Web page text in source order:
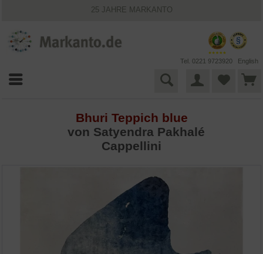
25 JAHRE MARKANTO
VIELFÄLTIGE ZAHLUNGSMÖGLICHKEITEN
Tel. 0221 9723920 English
Bhuri Teppich blue
von Satyendra Pakhalé
Cappellini